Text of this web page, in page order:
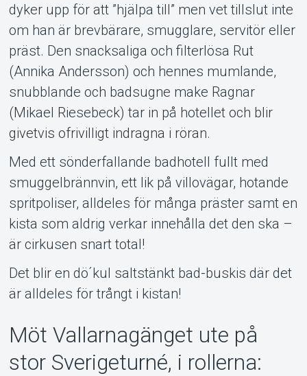
dyker upp för att ”hjälpa till” men vet tillslut inte
om han är brevbärare, smugglare, servitör eller
präst. Den snacksaliga och filterlösa Rut
(Annika Andersson) och hennes mumlande,
snubblande och badsugne make Ragnar
(Mikael Riesebeck) tar in på hotellet och blir
givetvis ofrivilligt indragna i röran.
Med ett sönderfallande badhotell fullt med
smuggelbrännvin, ett lik på villovägar, hotande
spritpoliser, alldeles för många präster samt en
kista som aldrig verkar innehålla det den ska –
är cirkusen snart total!
Det blir en dö´kul saltstänkt bad-buskis där det
är alldeles för trångt i kistan!
Möt Vallarnagänget ute på
stor Sverigeturné, i rollerna: